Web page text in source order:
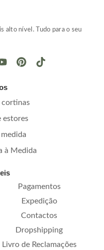
alto nível. Tudo para o seu
cortinas
estores
à Medida
Pagamentos
Expedição
Contactos
Dropshipping
Livro de Reclamações